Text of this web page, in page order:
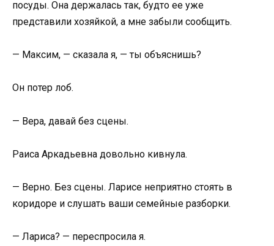
посуды. Она держалась так, будто ее уже
представили хозяйкой, а мне забыли сообщить.
— Максим, — сказала я, — ты объяснишь?
Он потер лоб.
— Вера, давай без сцены.
Раиса Аркадьевна довольно кивнула.
— Верно. Без сцены. Ларисе неприятно стоять в
коридоре и слушать ваши семейные разборки.
— Лариса? — переспросила я.